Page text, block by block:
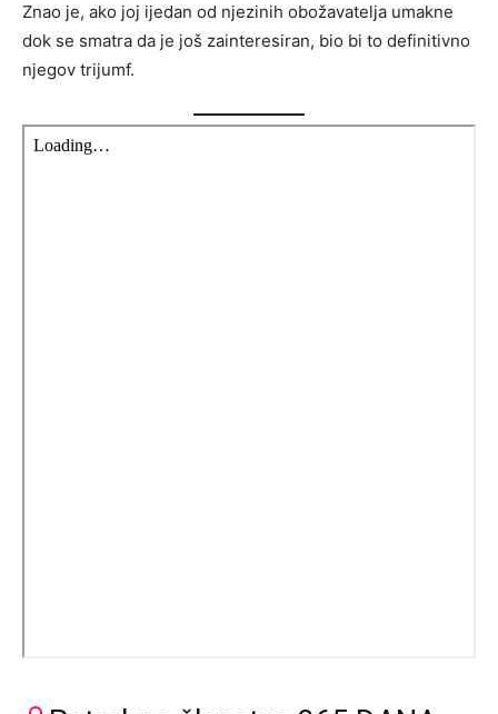
Znao je, ako joj ijedan od njezinih obožavatelja umakne
dok se smatra da je još zainteresiran, bio bi to definitivno
njegov trijumf.